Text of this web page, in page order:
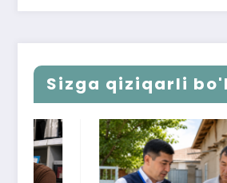
Sizga qiziqarli